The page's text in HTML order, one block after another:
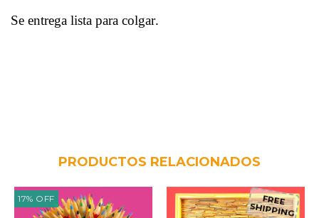
Se entrega lista para colgar.
PRODUCTOS RELACIONADOS
17% OFF FREE
SHIPPING